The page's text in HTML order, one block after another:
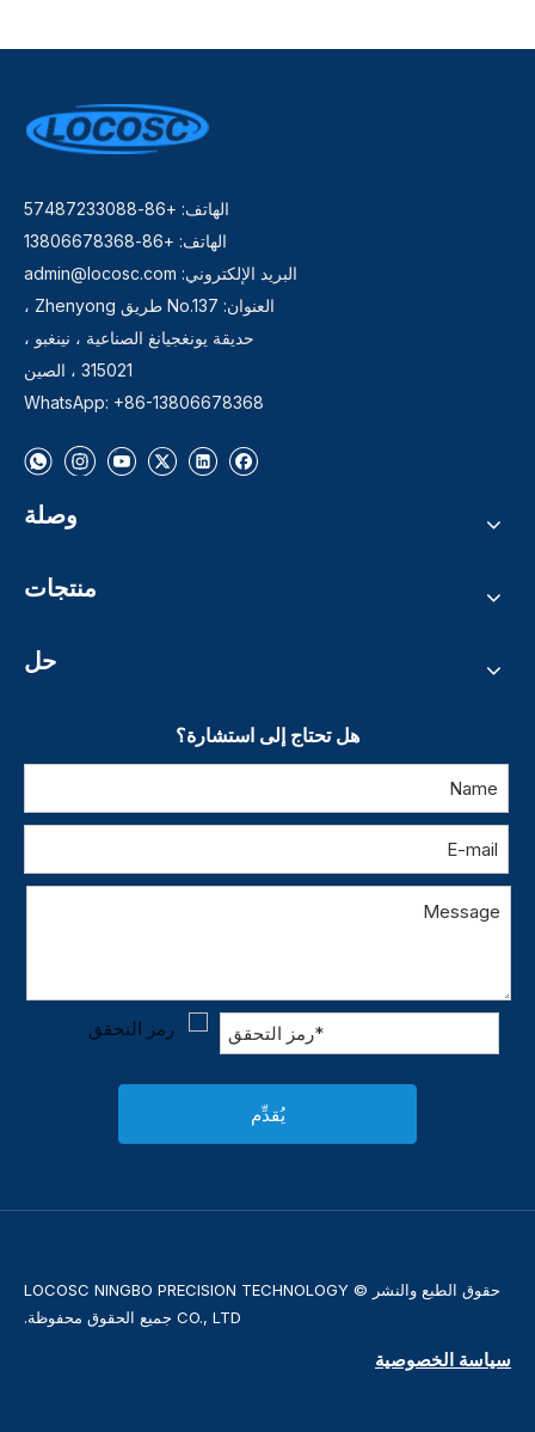
الهاتف: +86-57487233088
الهاتف: +86-13806678368
البريد الإلكتروني: admin@locosc.com
العنوان: No.137 طريق Zhenyong ،
حديقة يونغجيانغ الصناعية ، نينغبو ،
315021 ، الصين
WhatsApp: +86-13806678368
وصلة
منتجات
حل
هل تحتاج إلى استشارة؟
يُقدِّم
حقوق الطبع والنشر © LOCOSC NINGBO PRECISION TECHNOLOGY
CO., LTD جميع الحقوق محفوظة.
سياسة الخصوصية